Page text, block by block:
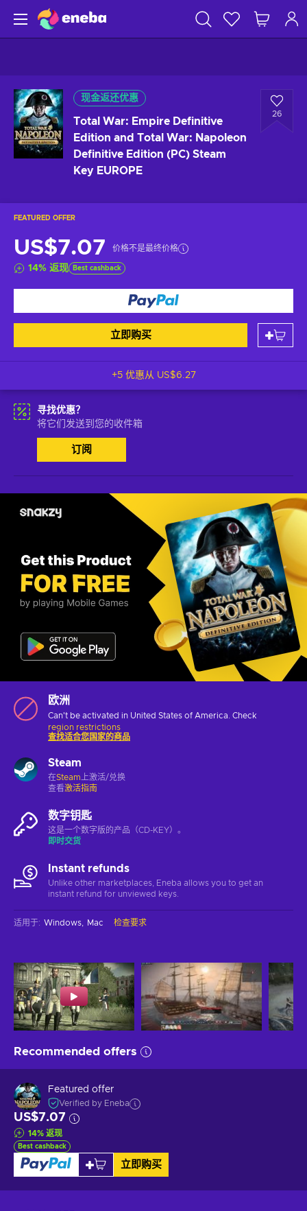
现金返还优惠
Total War: Empire Definitive
Edition and Total War: Napoleon
Definitive Edition (PC) Steam
Key EUROPE
26
FEATURED OFFER
US$7.07 价格不是最终价格
14% 返现 Best cashback
立即购买
+5 优惠从 US$6.27
寻找优惠？
将它们发送到您的收件箱
订阅
欧洲
Can't be activated in United States of America. Check
region restrictions
查找适合您国家的商品
Steam
在Steam 上激活/兑换
查看激活指南
数字钥匙
这是一个数字版的产品（CD-KEY）。
即时交货
Instant refunds
Unlike other marketplaces, Eneba allows you to get an
instant refund for unviewed keys.
适用于: Windows Mac 检查要求
Recommended offers
Featured offer
Verified by Eneba
US$7.07
14% 返现
Best cashback
立即购买